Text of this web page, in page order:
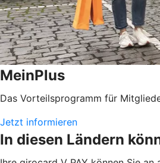
MeinPlus
Das Vorteilsprogramm für
Jetzt informieren
In diesen Ländern